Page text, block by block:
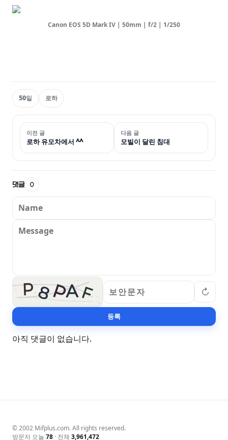
Canon EOS 5D Mark IV | 50mm | f/2 | 1/250
50일 로하
이전 글
로하 유모차에서 ^^
다음 글
모빌이 달린 침대
댓글 0
P8PAF ↻
등록
아직 댓글이 없습니다.
© 2002 Mifplus.com. All rights reserved.
방문자 오늘 78 · 전체 3,961,472